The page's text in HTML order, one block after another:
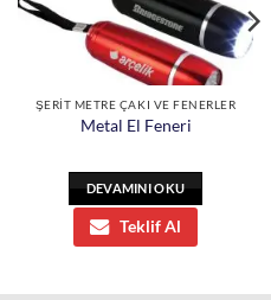
ŞERİT METRE ÇAKI VE FENERLER
Metal El Feneri
DEVAMINI OKU
Teklif Al